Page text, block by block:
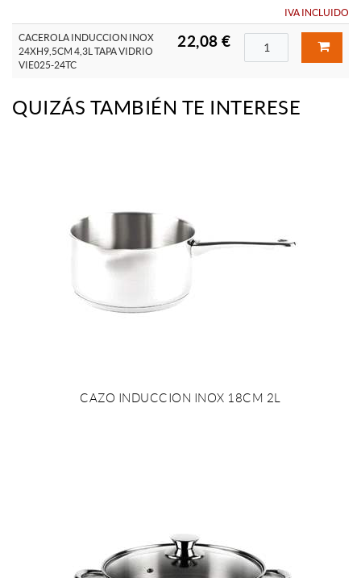
IVA INCLUIDO
CACEROLA INDUCCION INOX
24XH9,5CM 4,3L TAPA VIDRIO
VIE025-24TC
22,08 €
QUIZÁS TAMBIÉN TE INTERESE
CAZO INDUCCION INOX 18CM 2L